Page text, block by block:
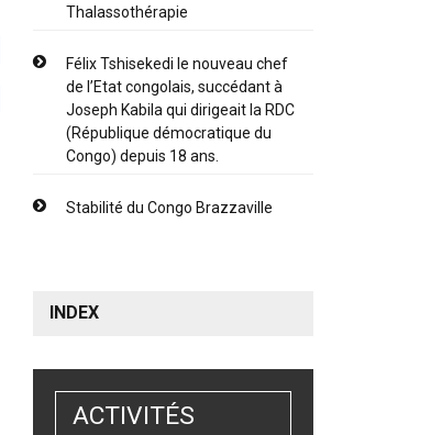
Thalassothérapie
Félix Tshisekedi le nouveau chef
de l’Etat congolais, succédant à
Joseph Kabila qui dirigeait la RDC
(République démocratique du
Congo) depuis 18 ans.
Stabilité du Congo Brazzaville
INDEX
ACTIVITÉS